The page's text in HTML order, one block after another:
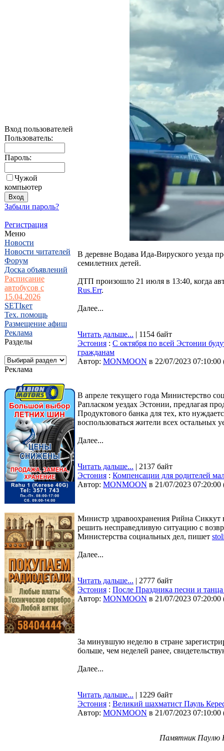
Вход пользователей
Пользователь:
Пароль:
Чужой
компьютер
Забыли пароль?
Регистрация
Меню
Новости
Новости читателей
Форум
Доска объявлений
Расписание
автобусов с
15.04.2026
SETIкет
Тех. помощь
Размещение афиш
Реклама
Разделы
Реклама
В деревне Водава Ида-Вируского уезда
семилетних детей.
ДТП произошло 21 июля в 13:40, когда
Rus.Err.
Далее...
Читать дальше... | 1154 байт
Эстония : С октября по всей Эстонии
гражданам
Автор: MONMOON в 22/07/2023 07:10:00
В апреле текущего года Министерство
Рапласком уездах Эстонии, предлагая
Продуктового банка для тех, кто
воспользоваться жители всех остальных
Далее...
Читать дальше... | 2137 байт
Эстония : Компенсации для родителей
Автор: MONMOON в 21/07/2023 07:20:00
Министр здравоохранения Рийна Сиккут
решить несправедливую ситуацию с
Министерства социальных дел, пишет
Далее...
Читать дальше... | 2777 байт
Эстония : После Праздника песни и
Автор: MONMOON в 21/07/2023 07:20:00
За минувшую неделю в стране
больше, чем неделей ранее,
Далее...
Читать дальше... | 1229 байт
Эстония : Великий шахматист Пауль
Автор: MONMOON в 21/07/2023 07:10:00
Памятник Паулю